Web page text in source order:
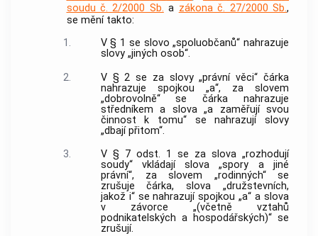
soudu č. 2/2000 Sb. a zákona č. 27/2000 Sb.,
se mění takto:
1.
V § 1 se slovo „spoluobčanů“ nahrazuje
slovy „jiných osob“.
2.
V § 2 se za slovy „právní věci“ čárka
nahrazuje spojkou „a“, za slovem
„dobrovolně“ se čárka nahrazuje
středníkem a slova „a zaměřují svou
činnost k tomu“ se nahrazují slovy
„dbají přitom“.
3.
V § 7 odst. 1 se za slova „rozhodují
soudy“ vkládají slova „spory a jiné
právní“, za slovem „rodinných“ se
zrušuje čárka, slova „družstevních,
jakož i“ se nahrazují spojkou „a“ a slova
v závorce „(včetně vztahů
podnikatelských a hospodářských)“ se
zrušují.